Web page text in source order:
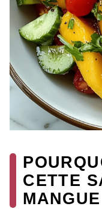
CETTE